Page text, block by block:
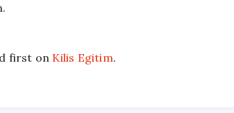
first on Kilis Egitim.